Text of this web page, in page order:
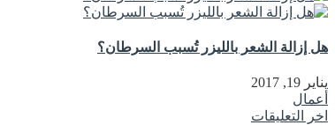
هل إزالة الشعر بالليزر تُسبب السرطان؟
يناير 19, 2017
أعمال
اخر التعليقات